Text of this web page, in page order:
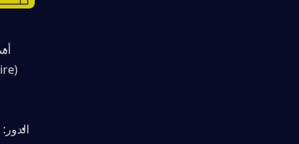
الدور: